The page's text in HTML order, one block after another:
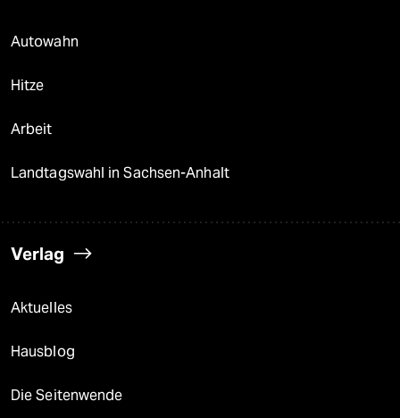
Autowahn
Hitze
Arbeit
Landtagswahl in Sachsen-Anhalt
Verlag
Aktuelles
Hausblog
Die Seitenwende